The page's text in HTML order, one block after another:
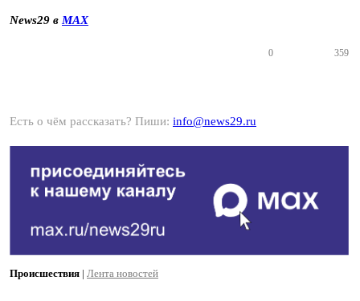
News29 в MAX
0 359
Есть о чём рассказать? Пиши: info@news29.ru
Происшествия | Лента новостей